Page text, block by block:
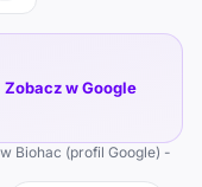
Zobacz w Google
Biohac (profil Google) -